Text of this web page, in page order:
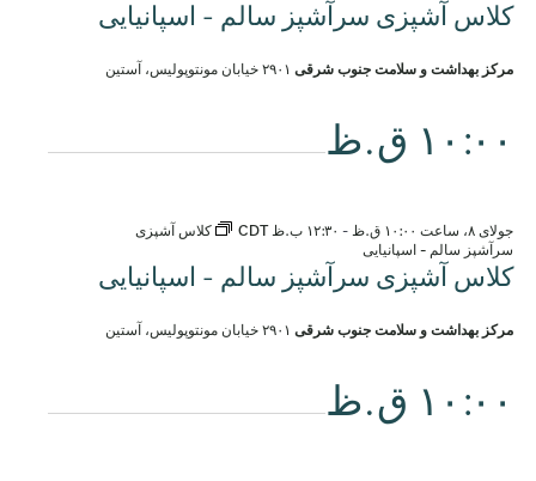
کلاس آشپزی سرآشپز سالم - اسپانیایی
مرکز بهداشت و سلامت جنوب شرقی ۲۹۰۱ خیابان مونتوپولیس، آستین
۱۰:۰۰ ق.ظ
کلاس آشپزی سرآشپز سالم - اسپانیایی
جولای ۸، ساعت ۱۰:۰۰ ق.ظ - ۱۲:۳۰ ب.ظ CDT
کلاس آشپزی
سرآشپز سالم - اسپانیایی
مرکز بهداشت و سلامت جنوب شرقی ۲۹۰۱ خیابان مونتوپولیس، آستین
۱۰:۰۰ ق.ظ